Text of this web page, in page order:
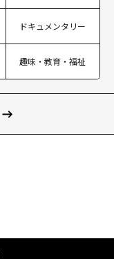
ドキュメンタリー
趣味・教育・福祉